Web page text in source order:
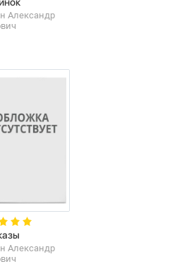
Александр
Александр